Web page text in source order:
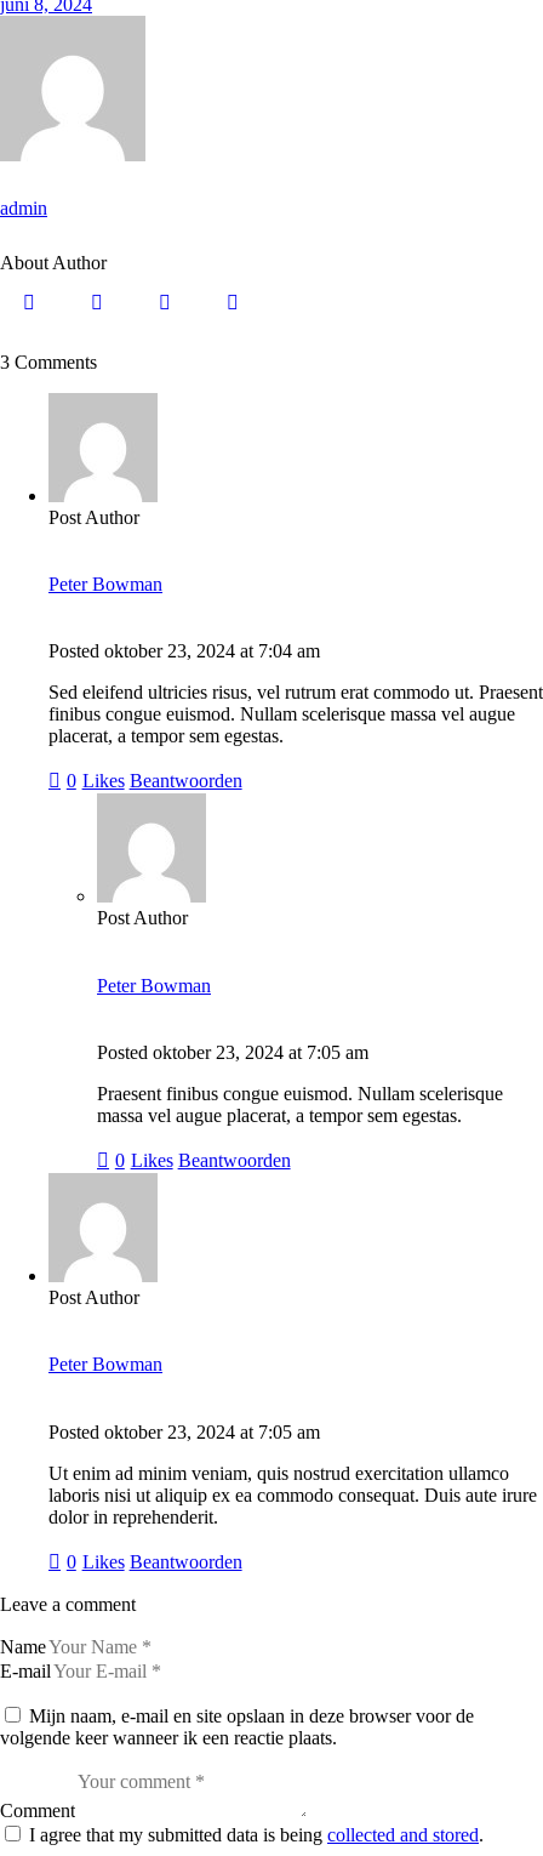
admin
About Author
3 Comments
Post Author
Peter Bowman
Posted oktober 23, 2024 at 7:04 am
Sed eleifend ultricies risus, vel rutrum erat commodo ut. Praesent
finibus congue euismod. Nullam scelerisque massa vel augue
placerat, a tempor sem egestas.
0 Likes Beantwoorden
Post Author
Peter Bowman
Posted oktober 23, 2024 at 7:05 am
Praesent finibus congue euismod. Nullam scelerisque
massa vel augue placerat, a tempor sem egestas.
0 Likes Beantwoorden
Post Author
Peter Bowman
Posted oktober 23, 2024 at 7:05 am
Ut enim ad minim veniam, quis nostrud exercitation ullamco
laboris nisi ut aliquip ex ea commodo consequat. Duis aute irure
dolor in reprehenderit.
0 Likes Beantwoorden
Leave a comment
Name
E-mail
Mijn naam, e-mail en site opslaan in deze browser voor de
volgende keer wanneer ik een reactie plaats.
Comment
I agree that my submitted data is being collected and stored.